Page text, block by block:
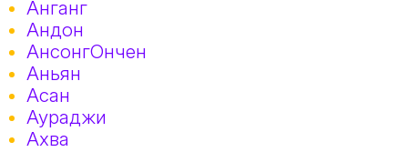
Анганг
Андон
АнсонгОнчен
Аньян
Асан
Аураджи
Ахва